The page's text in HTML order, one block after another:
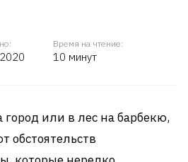
Время на чтение:
10 минут
город или в лес на барбекю,
обстоятельств